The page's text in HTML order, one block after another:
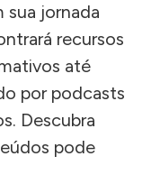
sua jornada
recursos
até
por podcasts
Descubra
pode